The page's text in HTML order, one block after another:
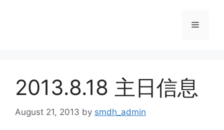
Menu
2013.8.18 主日信息
August 21, 2013 by smdh_admin